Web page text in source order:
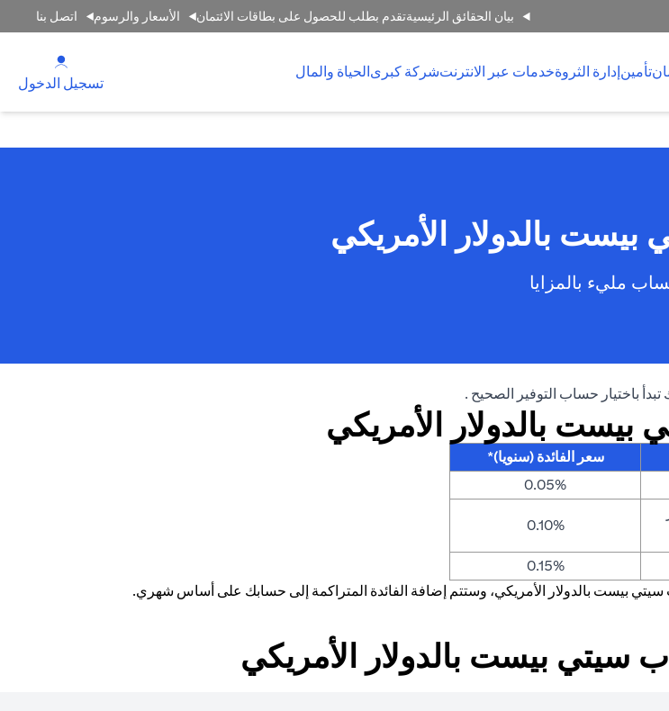
بيان الحقائق الرئيسيةتقدم بطلب للحصول على بطاقات الائتمان الأسعار والرسوم اتصل بنا
تأمينإدارة الثروةخدمات عبر الانترنتشركة كبرىالحياة والمال
تسجيل الدخول
بالدولار الأمريكي
مليء بالمزايا
تبدأ باختيار حساب التوفير الصحيح .
بيست بالدولار الأمريكي
سعر الفائدة (سنويا)*
0.05%
0.10%
0.15%
بيست بالدولار الأمريكي، وستتم إضافة الفائدة المتراكمة إلى حسابك على أساس شهري.
سيتي بيست بالدولار الأمريكي